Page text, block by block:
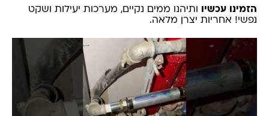
הזמינו עכשיו ותיהנו ממים נקיים, מערכות יעילות ושקט
נפשי! אחריות יצרן מלאה.